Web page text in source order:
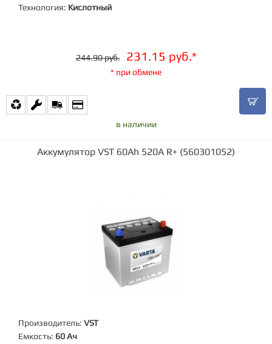
Технология: Кислотный
244.90 руб. 231.15 руб.*
* при обмене
в наличии
Аккумулятор VST 60Ah 520A R+ (560301052)
Производитель: VST
Емкость: 60 Ач